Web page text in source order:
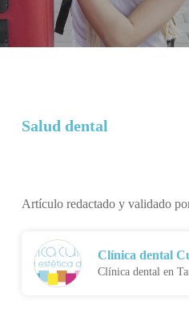
Salud dental
Artículo redactado y validado
Clínica dental
Clínica dental en